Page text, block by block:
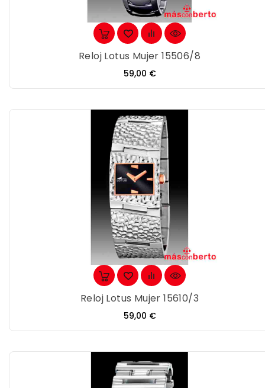
Reloj Lotus Mujer 15506/8
Precio
59,00 €
Reloj Lotus Mujer 15610/3
Precio
59,00 €